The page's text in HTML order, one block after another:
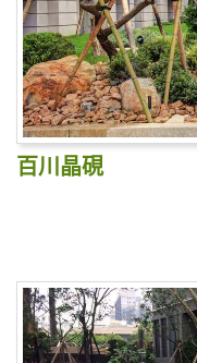
百川晶硯